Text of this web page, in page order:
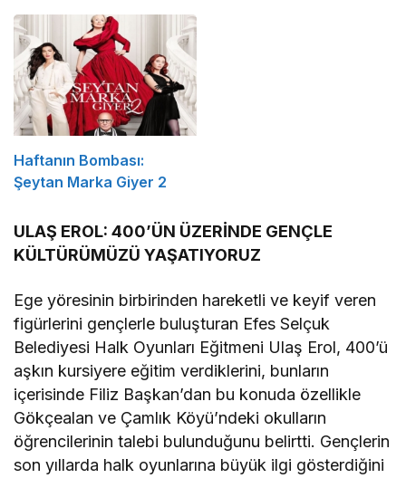
Haftanın Bombası:
Şeytan Marka Giyer 2
ULAŞ EROL: 400’ÜN ÜZERİNDE GENÇLE
KÜLTÜRÜMÜZÜ YAŞATIYORUZ
Ege yöresinin birbirinden hareketli ve keyif veren
figürlerini gençlerle buluşturan Efes Selçuk
Belediyesi Halk Oyunları Eğitmeni Ulaş Erol, 400’ü
aşkın kursiyere eğitim verdiklerini, bunların
içerisinde Filiz Başkan’dan bu konuda özellikle
Gökçealan ve Çamlık Köyü’ndeki okulların
öğrencilerinin talebi bulunduğunu belirtti. Gençlerin
son yıllarda halk oyunlarına büyük ilgi gösterdiğini